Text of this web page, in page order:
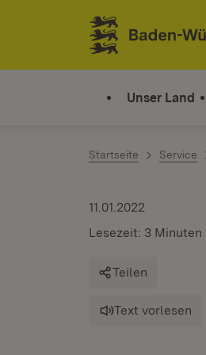
Zum Inhalt springen
Link zur Startseite
Unser Land
Startseite Service
11.01.2022
Lesezeit: 3 Minuten
Teilen
Text vorlesen